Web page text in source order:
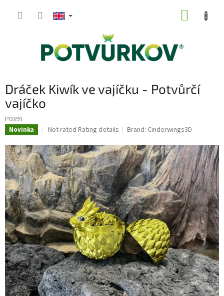
Dráček Kiwík ve vajíčku - Potvůrčí
vajíčko
P0391
Novinka
The
product
rating
is
0,0
out
of
5
stars.
Not rated Rating details Brand: Cinderwings3D